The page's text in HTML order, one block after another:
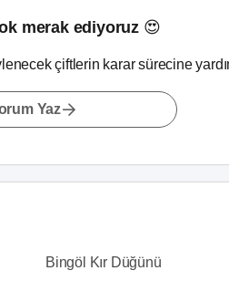
merak ediyoruz 😍
çiftlerin karar sürecine
Yaz
Bingöl Kır Düğünü